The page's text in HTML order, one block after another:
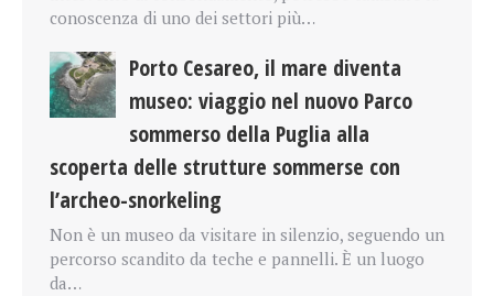
conoscenza di uno dei settori più…
Porto Cesareo, il mare diventa
museo: viaggio nel nuovo Parco
sommerso della Puglia alla
scoperta delle strutture sommerse con
l’archeo-snorkeling
Non è un museo da visitare in silenzio, seguendo un
percorso scandito da teche e pannelli. È un luogo
da…